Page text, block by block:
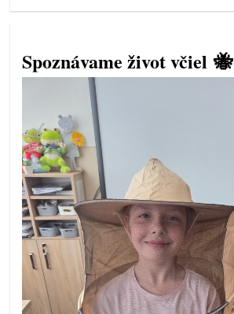
Spoznávame život včiel 🐝